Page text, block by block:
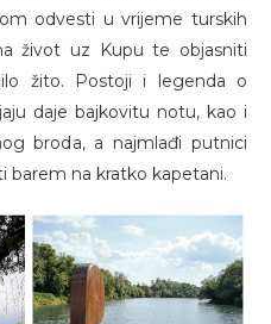
odvesti u vrijeme turskih
život uz Kupu te objasniti
žito. Postoji i legenda o
daje bajkovitu notu, kao i
broda, a najmlađi putnici
barem na kratko kapetani.